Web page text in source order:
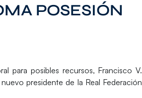
POSESIÓN
para posibles recursos, Francisco V.
presidente de la Real Federación